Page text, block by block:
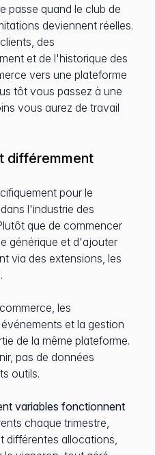
passe quand le club de
deviennent réelles.
des
et de l'historique des
vers une plateforme
tôt vous passez à une
vous aurez de travail
différemment
pour le
l'industrie des
que de commencer
générique et d'ajouter
via des extensions, les
les
et la gestion
de la même plateforme.
pas de données
outils.
variables fonctionnent
chaque trimestre,
différentes allocations,